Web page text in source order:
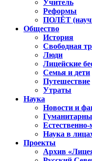
Учитель
Реформы
ПОЛЁТ
Общество
История
Свободная
Люди
Лицейские
Семья и дети
Путешествие
Утраты
Наука
Новости и
Наука в
Проекты
Архив